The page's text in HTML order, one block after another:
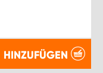
HINZUFÜGEN